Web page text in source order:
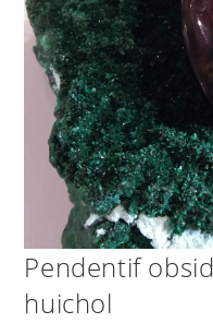
Pendentif
huichol